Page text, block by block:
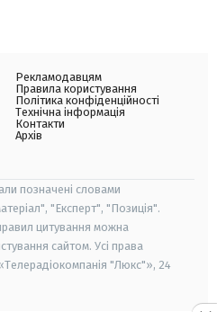
Рекламодавцям
Правила користування
Політика конфіденційності
Технічна інформація
Контакти
Архів
позначені словами
"Експерт", "Позиція".
цитування можна
сайтом. Усі права
"Люкс"», 24